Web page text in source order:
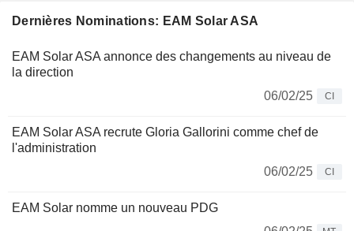
Dernières Nominations: EAM Solar ASA
EAM Solar ASA annonce des changements au niveau de
la direction
06/02/25
CI
EAM Solar ASA recrute Gloria Gallorini comme chef de
l'administration
06/02/25
CI
EAM Solar nomme un nouveau PDG